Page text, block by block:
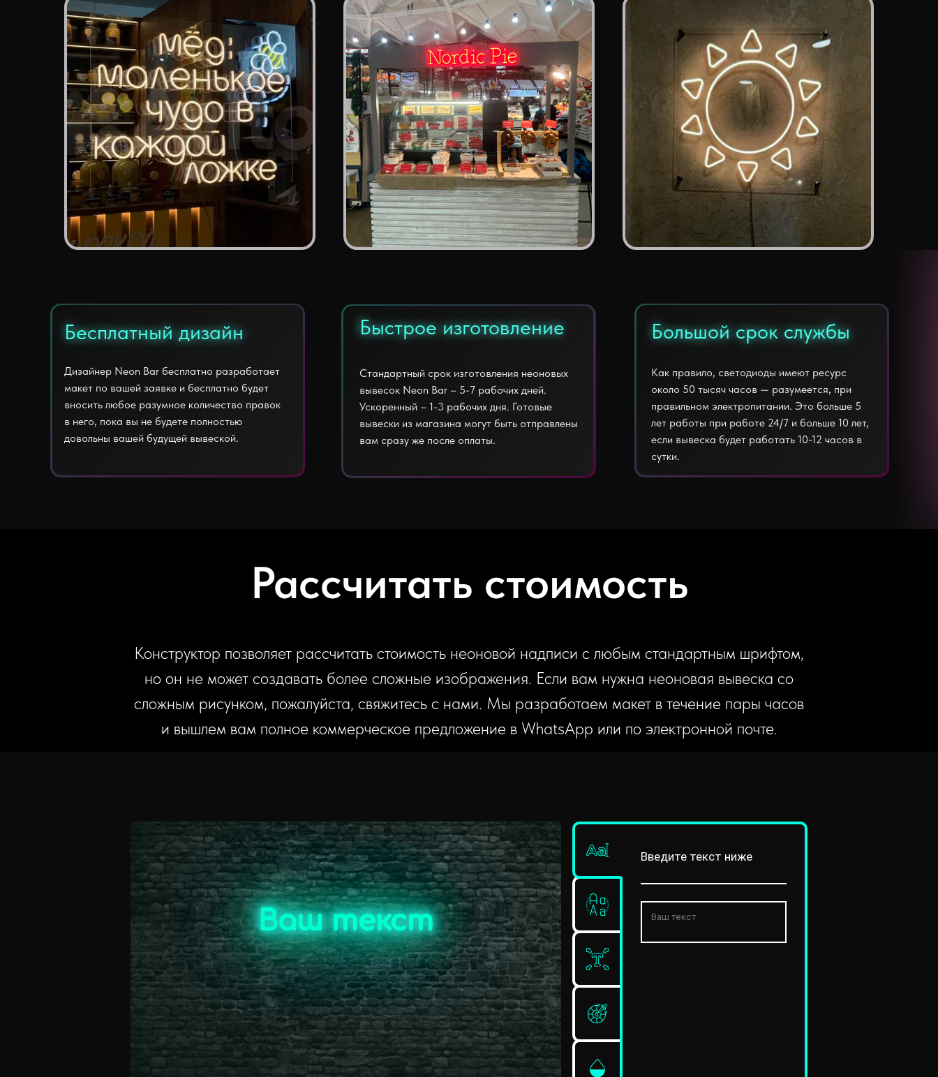
Дизайнер Neon Bar бесплатно разработает
макет по вашей заявке и бесплатно будет
вносить любое разумное количество правок
в него, пока вы не будете полностью
довольны вашей будущей вывеской.
Стандартный срок изготовления неоновых
вывесок Neon Bar – 5-7 рабочих дней.
Ускоренный – 1-3 рабочих дня. Готовые
вывески из магазина могут быть отправлены
вам сразу же после оплаты.
Как правило, светодиоды имеют ресурс
около 50 тысяч часов — разумеется, при
правильном электропитании. Это больше 5
лет работы при работе 24/7 и больше 10 лет,
если вывеска будет работать 10-12 часов в
сутки.
Большой срок службы
Большой срок службы
Бесплатный дизайн
Бесплатный дизайн Быстрое изготовление
Быстрое изготовление
Рассчитать стоимость
Конструктор позволяет рассчитать стоимость неоновой надписи с любым стандартным шрифтом,
но он не может создавать более сложные изображения. Если вам нужна неоновая вывеска со
сложным рисунком, пожалуйста, свяжитесь с нами. Мы разработаем макет в течение пары часов
и вышлем вам полное коммерческое предложение в WhatsApp или по электронной почте.
Ваш текст
Введите текст ниже